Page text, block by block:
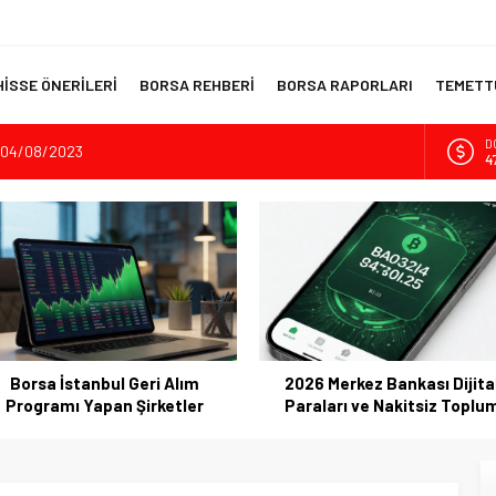
ÖNERİLERİ BORSA REHBERİ BORSA RAPORLARI
04/08/2023
Temelini Atıyor
Yatırım Aracı
Kripto Para Piyasası
Akıllı Portföy Stratejileri
Borsa İstanbul Geri Alım
Programı Yapan Şirketler
2026 Merkez Bankası
Paraları ve Nakitsiz